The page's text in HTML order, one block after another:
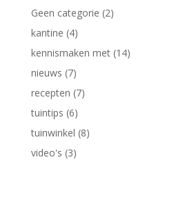
Geen categorie (2)
kantine (4)
kennismaken met (14)
nieuws (7)
recepten (7)
tuintips (6)
tuinwinkel (8)
video's (3)